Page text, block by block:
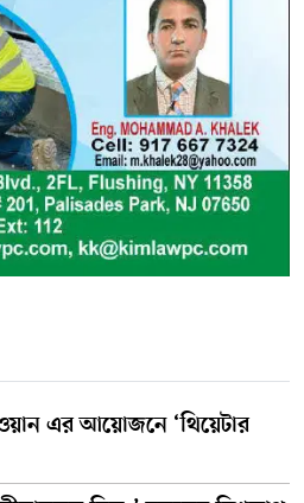
ওয়ান এর আয়োজনে ‘থিয়েটার